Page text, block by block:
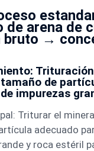
de arena de
bruto →
de
impurezas
Triturar el
adecuado
y roca estéril